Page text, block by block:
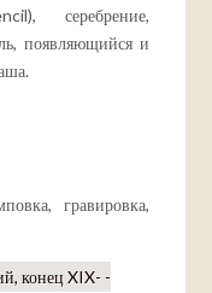
серебрение,
появляющийся и
гравировка,
конец XIX- -